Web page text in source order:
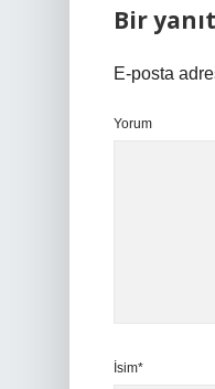
Bir
E-posta
Yorum
İsim*